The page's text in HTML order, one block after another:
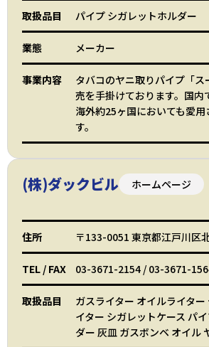
取扱品目 パイプ シガレットホルダー
業態 メーカー
事業内容
タバコのヤニ取りパイプ「
売を手掛けております。国内
海外約25ヶ国においても愛
す。
(株)ダックビル ホームページ
住所 〒133-0051 東京都江戸川区
TEL / FAX 03-3671-2154 / 03-3671-
取扱品目
ガスライター オイルライタ
イター シガレットケース パ
ダー 灰皿 ガスボンベ オイル